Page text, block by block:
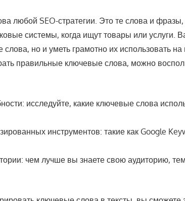
любой SEO-стратегии. Это те слова и
системы, когда ищут товары или услуги.
но и уметь грамотно их использовать на
правильные ключевые слова, можно
исследуйте, какие ключевые слова
инструментов: такие как Google
чем лучше вы знаете свою аудиторию, тем